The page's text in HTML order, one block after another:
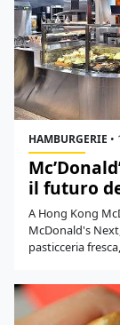
HAMBURGERIE •
il futuro
A Hong Kong
McDonald's
pasticceria